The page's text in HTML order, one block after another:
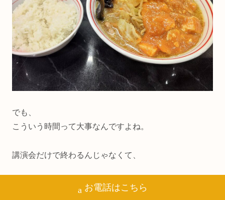
でも、
こういう時間って大事なんですよね。
講演会だけで終わるんじゃなくて、
お電話はこちら